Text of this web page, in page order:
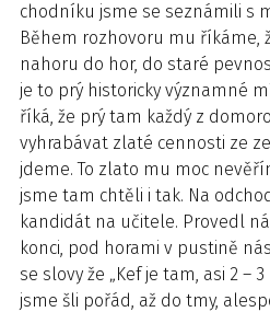
chodníku jsme se seznámili s
Během rozhovoru mu říkáme,
nahoru do hor, do staré
je to prý historicky významné
říká, že prý tam každý z
vyhrabávat zlaté cennosti ze
jdeme. To zlato mu moc
jsme tam chtěli i tak. Na
kandidát na učitele. Provedl
konci, pod horami v pustině
se slovy že „Kef je tam, asi 2 –
jsme šli pořád, až do tmy,